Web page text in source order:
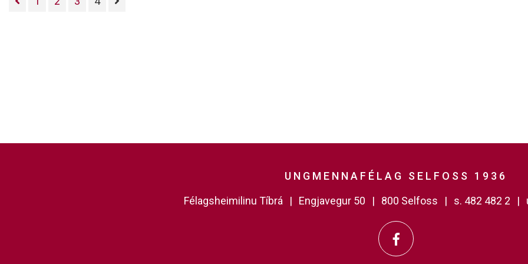
UNGMENNAFÉLAG SELFOSS 1936
Félagsheimilinu Tíbrá
Engjavegur 50 800 Selfoss s. 482 482 2